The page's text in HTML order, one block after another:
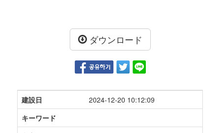
ダウンロード
建設日
2024-12-20 10:12:09
キーワード